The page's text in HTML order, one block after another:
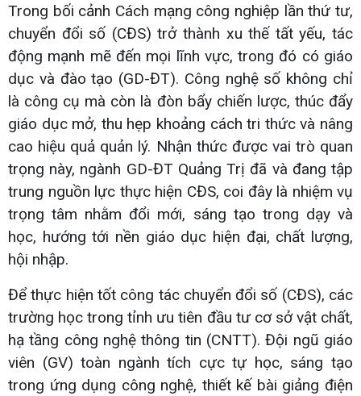
Trong bối cảnh Cách mạng công nghiệp lần thứ tư,
chuyển đổi số (CĐS) trở thành xu thế tất yếu, tác
động mạnh mẽ đến mọi lĩnh vực, trong đó có giáo
dục và đào tạo (GD-ĐT). Công nghệ số không chỉ
là công cụ mà còn là đòn bẩy chiến lược, thúc đẩy
giáo dục mở, thu hẹp khoảng cách tri thức và nâng
cao hiệu quả quản lý. Nhận thức được vai trò quan
trọng này, ngành GD-ĐT Quảng Trị đã và đang tập
trung nguồn lực thực hiện CĐS, coi đây là nhiệm vụ
trọng tâm nhằm đổi mới, sáng tạo trong dạy và
học, hướng tới nền giáo dục hiện đại, chất lượng,
hội nhập.
Để thực hiện tốt công tác chuyển đổi số (CĐS), các
trường học trong tỉnh ưu tiên đầu tư cơ sở vật chất,
hạ tầng công nghệ thông tin (CNTT). Đội ngũ giáo
viên (GV) toàn ngành tích cực tự học, sáng tạo
trong ứng dụng công nghệ, thiết kế bài giảng điện